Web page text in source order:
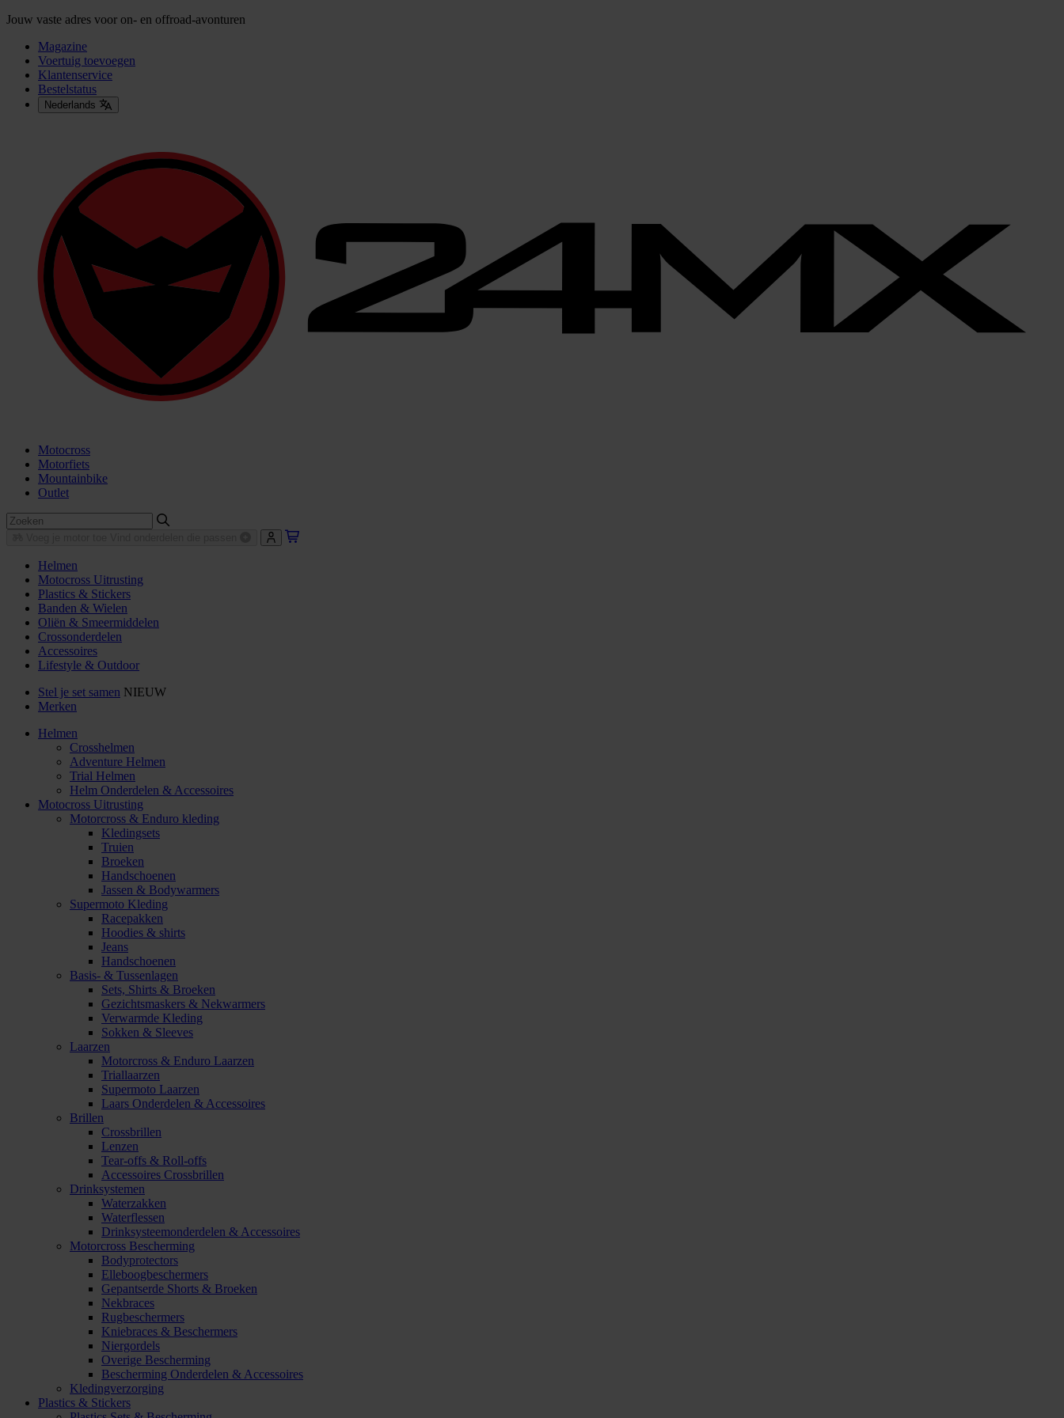
Jouw vaste adres voor on- en offroad-avonturen
Magazine
Voertuig toevoegen
Klantenservice
Bestelstatus
Nederlands
Motocross
Motorfiets
Mountainbike
Outlet
Helmen
Motocross Uitrusting
Plastics & Stickers
Banden & Wielen
Oliën & Smeermiddelen
Crossonderdelen
Accessoires
Lifestyle & Outdoor
Stel je set samen NIEUW
Merken
Helmen
Crosshelmen
Adventure Helmen
Trial Helmen
Helm Onderdelen & Accessoires
Motocross Uitrusting
Motorcross & Enduro kleding
Kledingsets
Truien
Broeken
Handschoenen
Jassen & Bodywarmers
Supermoto Kleding
Racepakken
Hoodies & shirts
Jeans
Handschoenen
Basis- & Tussenlagen
Sets, Shirts & Broeken
Gezichtsmaskers & Nekwarmers
Verwarmde Kleding
Sokken & Sleeves
Laarzen
Motorcross & Enduro Laarzen
Triallaarzen
Supermoto Laarzen
Laars Onderdelen & Accessoires
Brillen
Crossbrillen
Lenzen
Tear-offs & Roll-offs
Accessoires Crossbrillen
Drinksystemen
Waterzakken
Waterflessen
Drinksysteemonderdelen & Accessoires
Motorcross Bescherming
Bodyprotectors
Elleboogbeschermers
Gepantserde Shorts & Broeken
Nekbraces
Rugbeschermers
Kniebraces & Beschermers
Niergordels
Overige Bescherming
Bescherming Onderdelen & Accessoires
Kledingverzorging
Plastics & Stickers